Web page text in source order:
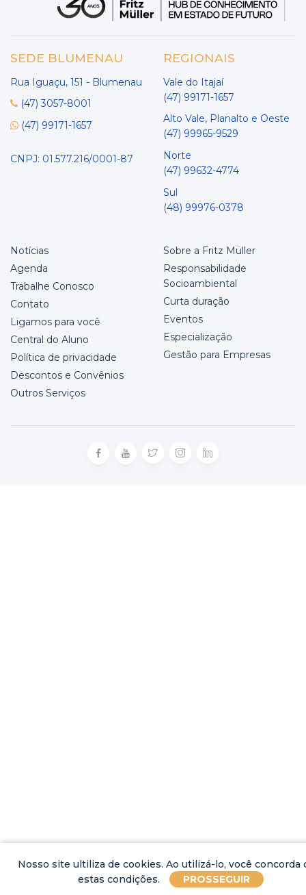
Nosso site ultiliza de cookies. Ao utilizá-lo, você concorda
estas condições.
PROSSEGUIR
SEDE BLUMENAU
Rua Iguaçu, 151 - Blumenau
(47) 3057-8001
(47) 99171-1657
CNPJ: 01.577.216/0001-87
REGIONAIS
Vale do Itajaí
(47) 99171-1657
Alto Vale, Planalto e Oeste
(47) 99965-9529
Norte
(47) 99632-4774
Sul
(48) 99976-0378
Notícias
Agenda
Trabalhe Conosco
Contato
Ligamos para você
Central do Aluno
Política de privacidade
Descontos e Convênios
Outros Serviços
Sobre a Fritz Müller
Responsabilidade
Socioambiental
Curta duração
Eventos
Especialização
Gestão para Empresas